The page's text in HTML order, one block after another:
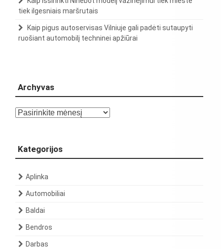
tiek ilgesniais maršrutais
Kaip pigus autoservisas Vilniuje gali padėti sutaupyti
ruošiant automobilį techninei apžiūrai
Archyvas
Archyvas
Kategorijos
Aplinka
Automobiliai
Baldai
Bendros
Darbas